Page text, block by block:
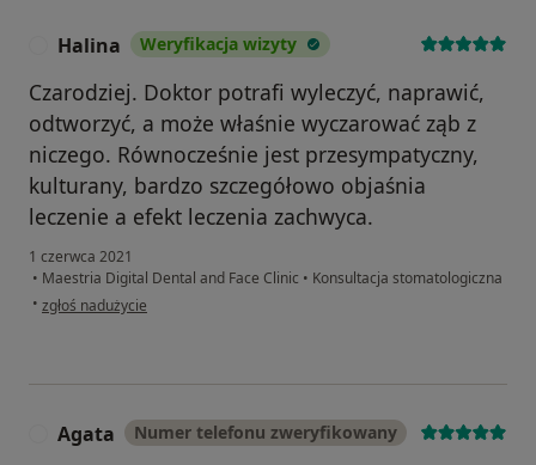
Halina Weryfikacja wizyty
Czarodziej. Doktor potrafi wyleczyć, naprawić,
odtworzyć, a może właśnie wyczarować ząb z
niczego. Równocześnie jest przesympatyczny,
kulturany, bardzo szczegółowo objaśnia
leczenie a efekt leczenia zachwyca.
1 czerwca 2021
• Maestria Digital Dental and Face Clinic • Konsultacja stomatologiczna
• w opinii użytkownika Halina
zgłoś nadużycie
Agata Numer telefonu zweryfikowany